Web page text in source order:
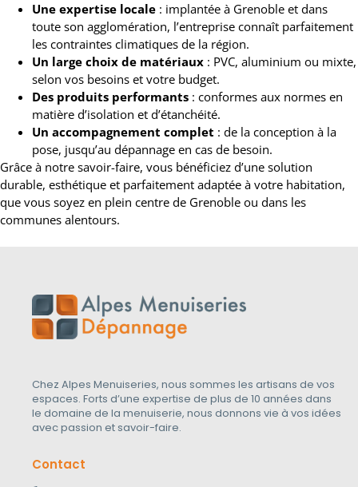
Une expertise locale : implantée à Grenoble et dans
toute son agglomération, l’entreprise connaît parfaitement
les contraintes climatiques de la région.
Un large choix de matériaux : PVC, aluminium ou mixte,
selon vos besoins et votre budget.
Des produits performants : conformes aux normes en
matière d’isolation et d’étanchéité.
Un accompagnement complet : de la conception à la
pose, jusqu’au dépannage en cas de besoin.
Grâce à notre savoir-faire, vous bénéficiez d’une solution
durable, esthétique et parfaitement adaptée à votre habitation,
que vous soyez en plein centre de Grenoble ou dans les
communes alentours.
Chez Alpes Menuiseries, nous sommes les artisans de vos
espaces. Forts d’une expertise de plus de 10 années dans
le domaine de la menuiserie, nous donnons vie à vos idées
avec passion et savoir-faire.
Contact